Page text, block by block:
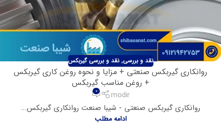
نقد و بررسی,نقد و بررسی گیربکس
روانکاری گیربکس صنعتی + مزایا و نحوه روغن کاری گیربکس
+ روغن مناسب گیربکس
modir
0
روانکاری گیربکس صنعتی - شیبا صنعت روانکاری گیربکس...
ادامه مطلب